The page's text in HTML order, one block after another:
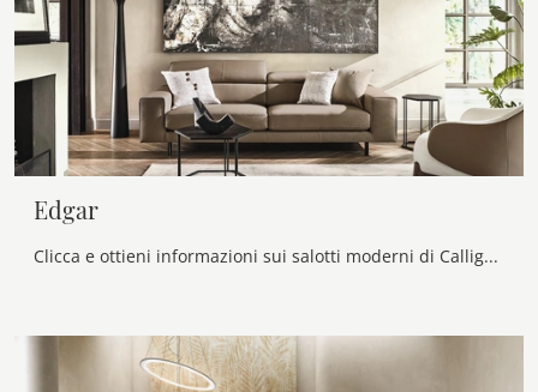
Edgar
Clicca e ottieni informazioni sui salotti moderni di Calligaris! Differenti modelli di divani, come Edgar, ti aspettano.